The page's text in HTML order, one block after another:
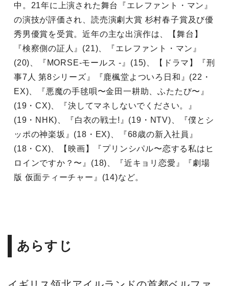
中。21年に上演された舞台『エレファント・マン』
の演技が評価され、読売演劇大賞 杉村春子賞及び優
秀男優賞を受賞。近年の主な出演作は、【舞台】
『検察側の証人』(21)、『エレファント・マン』
(20)、『MORSE-モールス -』(15)、【ドラマ】『刑
事7人 第8シリーズ』『鹿楓堂よついろ日和』(22・
EX)、『悪魔の手毬唄〜金田一耕助、ふたたび〜』
(19・CX)、『決してマネしないでください。』
(19・NHK)、『白衣の戦士!』(19・NTV)、『僕とシ
ッポの神楽坂』(18・EX)、『68歳の新入社員』
(18・CX)、【映画】『プリンシパル〜恋する私はヒ
ロインですか？〜』(18)、『近キョリ恋愛』『劇場
版 仮面ティーチャー』(14)など。
あらすじ